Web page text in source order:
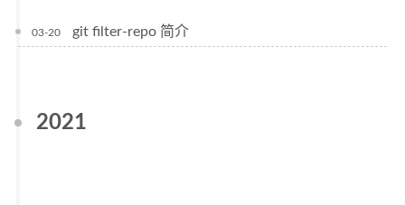
03-20 git filter-repo 简介
2021